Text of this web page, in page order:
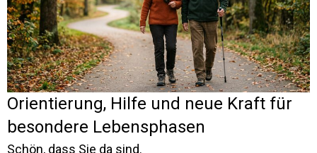
Orientierung, Hilfe und neue Kraft für
besondere Lebensphasen
Schön, dass Sie da sind.